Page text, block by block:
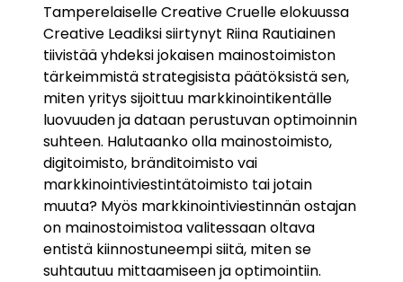
Tamperelaiselle Creative Cruelle elokuussa
Creative Leadiksi siirtynyt Riina Rautiainen
tiivistää yhdeksi jokaisen mainostoimiston
tärkeimmistä strategisista päätöksistä sen,
miten yritys sijoittuu markkinointikentälle
luovuuden ja dataan perustuvan optimoinnin
suhteen. Halutaanko olla mainostoimisto,
digitoimisto, bränditoimisto vai
markkinointiviestintätoimisto tai jotain
muuta? Myös markkinointiviestinnän ostajan
on mainostoimistoa valitessaan oltava
entistä kiinnostuneempi siitä, miten se
suhtautuu mittaamiseen ja optimointiin.